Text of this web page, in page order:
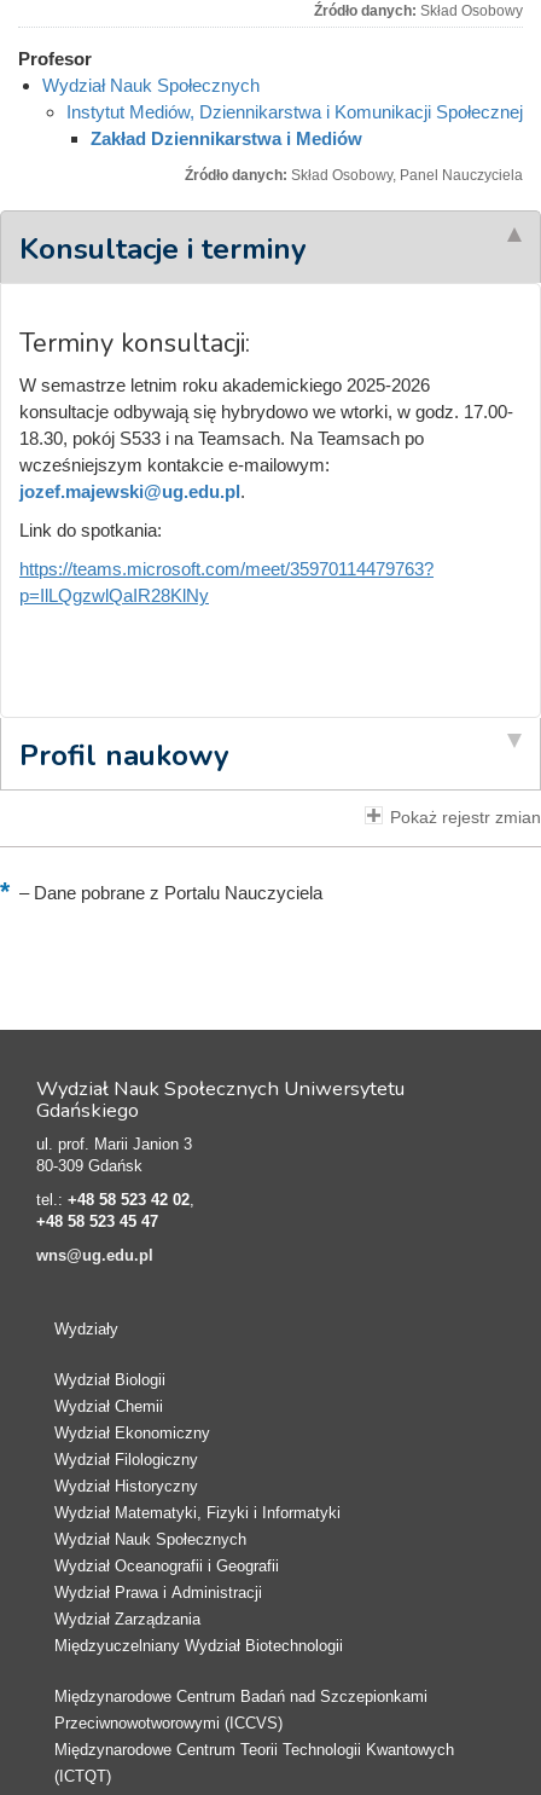
Źródło danych: Skład Osobowy
Profesor
Wydział Nauk Społecznych
Instytut Mediów, Dziennikarstwa i Komunikacji Społecznej
Zakład Dziennikarstwa i Mediów
Źródło danych: Skład Osobowy, Panel Nauczyciela
Konsultacje i terminy
Terminy konsultacji:
W semastrze letnim roku akademickiego 2025-2026
konsultacje odbywają się hybrydowo we wtorki, w godz. 17.00-
18.30, pokój S533 i na Teamsach. Na Teamsach po
wcześniejszym kontakcie e-mailowym:
jozef.majewski@ug.edu.pl.
Link do spotkania:
https://teams.microsoft.com/meet/35970114479763?
p=IlLQgzwlQaIR28KlNy
Profil naukowy
Pokaż rejestr zmian
–Dane pobrane z Portalu Nauczyciela
Wydział Nauk Społecznych Uniwersytetu
Gdańskiego
ul. prof. Marii Janion 3
80-309 Gdańsk
tel.: +48 58 523 42 02
+48 58 523 45 47
wns@ug.edu.pl
Wydziały
Wydział Biologii
Wydział Chemii
Wydział Ekonomiczny
Wydział Filologiczny
Wydział Historyczny
Wydział Matematyki, Fizyki i Informatyki
Wydział Nauk Społecznych
Wydział Oceanografii i Geografii
Wydział Prawa i Administracji
Wydział Zarządzania
Międzyuczelniany Wydział Biotechnologii
Międzynarodowe Centrum Badań nad Szczepionkami
Przeciwnowotworowymi (ICCVS)
Międzynarodowe Centrum Teorii Technologii Kwantowych
(ICTQT)